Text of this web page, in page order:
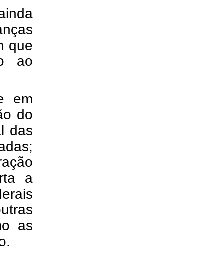
que
ao
em
do
das
a
as